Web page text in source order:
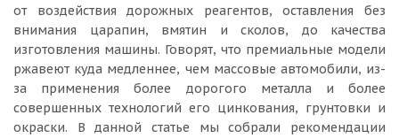
от воздействия дорожных реагентов, оставления без
внимания царапин, вмятин и сколов, до качества
изготовления машины. Говорят, что премиальные модели
ржавеют куда медленнее, чем массовые автомобили, из-
за применения более дорогого металла и более
совершенных технологий его цинкования, грунтовки и
окраски. В данной статье мы собрали рекомендации